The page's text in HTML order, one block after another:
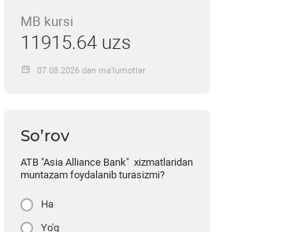
MB kursi
11915.64 uzs
07.08.2026 dan ma’lumotlar
So’rov
ATB "Asia Alliance Bank" xizmatlaridan
muntazam foydalanib turasizmi?
Ha
Yo'q